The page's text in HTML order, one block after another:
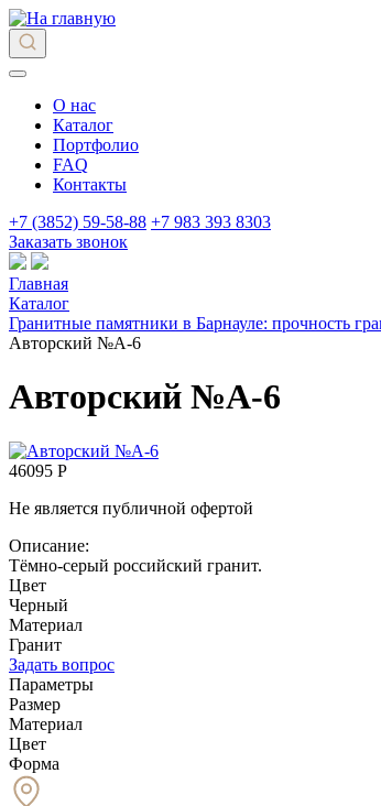
О нас
Каталог
Портфолио
FAQ
Контакты
+7 (3852) 59-58-88 +7 983 393 8303
Заказать звонок
Главная
Каталог
Гранитные памятники в Барнауле: прочность
Авторский №А-6
Авторский №А-6
46095 Р
Не является публичной офертой
Описание:
Тёмно-серый российский гранит.
Цвет
Черный
Материал
Гранит
Задать вопрос
Параметры
Размер
Материал
Цвет
Форма